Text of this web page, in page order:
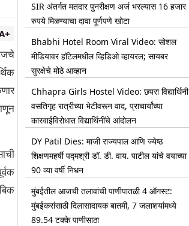
SIR अंतर्गत मतदार पुनरीक्षण अर्ज भरल्यास 16 हजार
रुपये मिळण्याचा दावा पूर्णपणे खोटा
Bhabhi Hotel Room Viral Video: सोशल
मीडियावर हॉटेलमधील व्हिडिओ व्हायरल; सायबर
सुरक्षेचे मोठे आव्हान
Chhapra Girls Hostel Video: छपरा विद्यार्थिनी
वसतिगृह रात्रीच्या भेटीवरून वाद, प्राचार्यांच्या
कारवाईविरोधात विद्यार्थिनींचे आंदोलन
DY Patil Dies: माजी राज्यपाल आणि ज्येष्ठ
शिक्षणमहर्षी पद्मश्री डॉ. डी. वाय. पाटील यांचे वयाच्या
90 व्या वर्षी निधन
मुंबईतील आजची तलावांची पाणीपातळी 4 ऑगस्ट:
मुंबईकरांसाठी दिलासादायक बातमी, 7 जलाशयांमध्ये
89.54 टक्के पाणीसाठा